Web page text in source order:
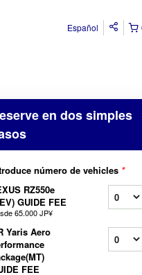
Español
en dos simples
número de vehicles *
RZ550e
GUIDE FEE
65.000 JP¥
Yaris Aero
FEE